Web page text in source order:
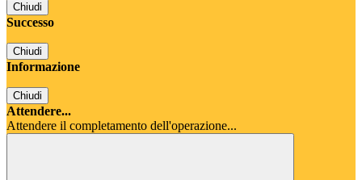
Chiudi
Successo
Chiudi
Informazione
Chiudi
Attendere...
Attendere il completamento dell'operazione...